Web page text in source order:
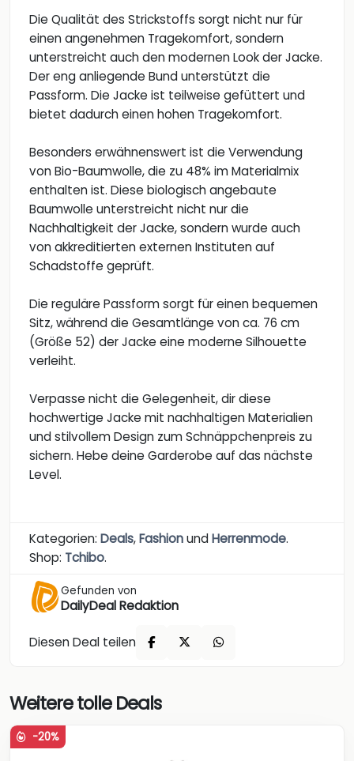
Die Qualität des Strickstoffs sorgt nicht nur für
einen angenehmen Tragekomfort, sondern
unterstreicht auch den modernen Look der Jacke.
Der eng anliegende Bund unterstützt die
Passform. Die Jacke ist teilweise gefüttert und
bietet dadurch einen hohen Tragekomfort.
Besonders erwähnenswert ist die Verwendung
von Bio-Baumwolle, die zu 48% im Materialmix
enthalten ist. Diese biologisch angebaute
Baumwolle unterstreicht nicht nur die
Nachhaltigkeit der Jacke, sondern wurde auch
von akkreditierten externen Instituten auf
Schadstoffe geprüft.
Die reguläre Passform sorgt für einen bequemen
Sitz, während die Gesamtlänge von ca. 76 cm
(Größe 52) der Jacke eine moderne Silhouette
verleiht.
Verpasse nicht die Gelegenheit, dir diese
hochwertige Jacke mit nachhaltigen Materialien
und stilvollem Design zum Schnäppchenpreis zu
sichern. Hebe deine Garderobe auf das nächste
Level.
Kategorien: Deals,FashionundHerrenmode.
Shop: Tchibo.
Gefunden von
DailyDeal Redaktion
Diesen Deal teilen
Weitere tolle Deals
-20%